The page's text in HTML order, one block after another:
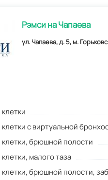
Рэмси на Чапаева
ул. Чапаева, д. 5, м.
с виртуальной
клетки, брюшной полости
малого таза
клетки, брюшной полости,